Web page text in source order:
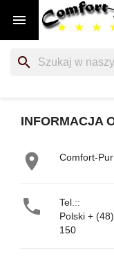

search
INFORMACJA
 Comfort-Pur

Tel.::
Polski +
150